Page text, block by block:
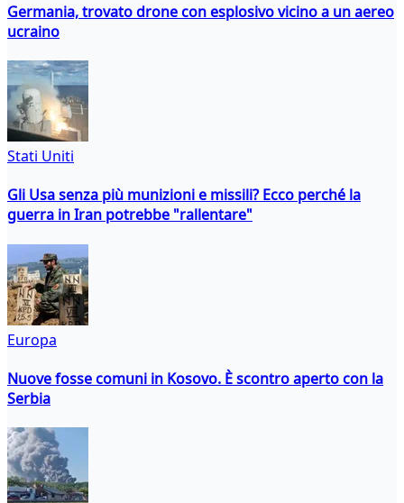
Germania, trovato drone con esplosivo vicino a un aereo
ucraino
Stati Uniti
Gli Usa senza più munizioni e missili? Ecco perché la
guerra in Iran potrebbe "rallentare"
Europa
Nuove fosse comuni in Kosovo. È scontro aperto con la
Serbia